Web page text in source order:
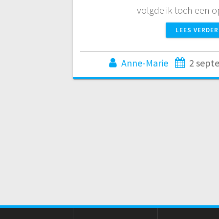
volgde ik toch een
LEES VERDER
Anne-Marie 2